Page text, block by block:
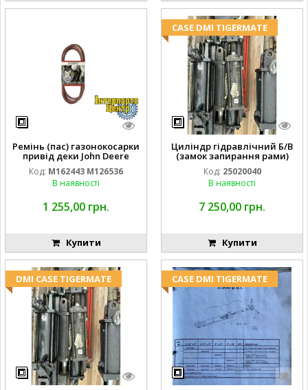
Ремінь (пас) газонокосарки
привід деки John Deere
M162443 M126536
Код: M162443 M126536
В наявності
1 255,00 грн.
Купити
CASE DMI TIGERMATE
Циліндр гідравлічний Б/В
(замок запирання рами)
2''X4'' 25320040
Код: 25020040
В наявності
7 250,00 грн.
Купити
DMI CASE TIGERMATE CASE DMI TIGERMATE